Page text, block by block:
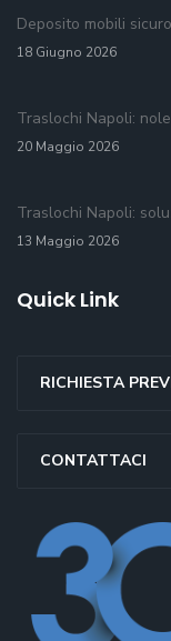
Deposito mobili
18 Giugno 2026
Traslochi Napoli:
20 Maggio 2026
Traslochi Napoli:
13 Maggio 2026
Quick Link
RICHIESTA
CONTATTACI